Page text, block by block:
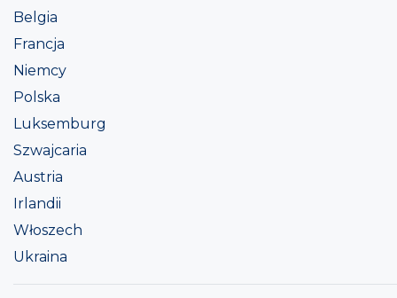
Belgia
Francja
Niemcy
Polska
Luksemburg
Szwajcaria
Austria
Irlandii
Włoszech
Ukraina